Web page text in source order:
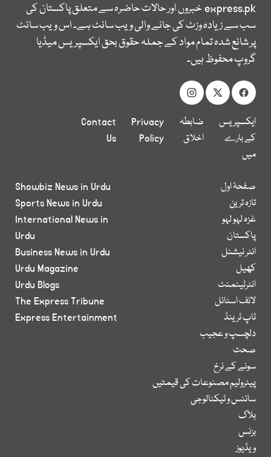
express.pkخبروں اور حالات حاضرہ سے متعلق پاکستان کی
سب سے زیادہ وزٹ کی جانے والی ویب سائٹ ہے۔ اس ویب سائٹ
پر شائع شدہ تمام مواد کے جملہ حقوق بحق ایکسپریس میڈیا
گروپ محفوظ ہیں۔
ایکسپریس
کے بارے
میں
ضابطہ
اخلاق
Privacy
Policy
Contact
Us
صفحۂ اول
تازہ ترین
غزہ لہو لہو
پاکستان
انٹر نیشنل
کھیل
انٹرٹینمنٹ
لائف اسٹائل
ٹاپ ٹرینڈ
دلچسپ و عجیب
صحت
سونے کے نرخ
پیٹرولیم مصنوعات کی قیمتیں
سائنس و ٹیکنالوجی
بلاگ
بزنس
ویڈیوز
Showbiz News in Urdu
Sports News in Urdu
International News in
Urdu
Business News in Urdu
Urdu Magazine
Urdu Blogs
The Express Tribune
Express Entertainment